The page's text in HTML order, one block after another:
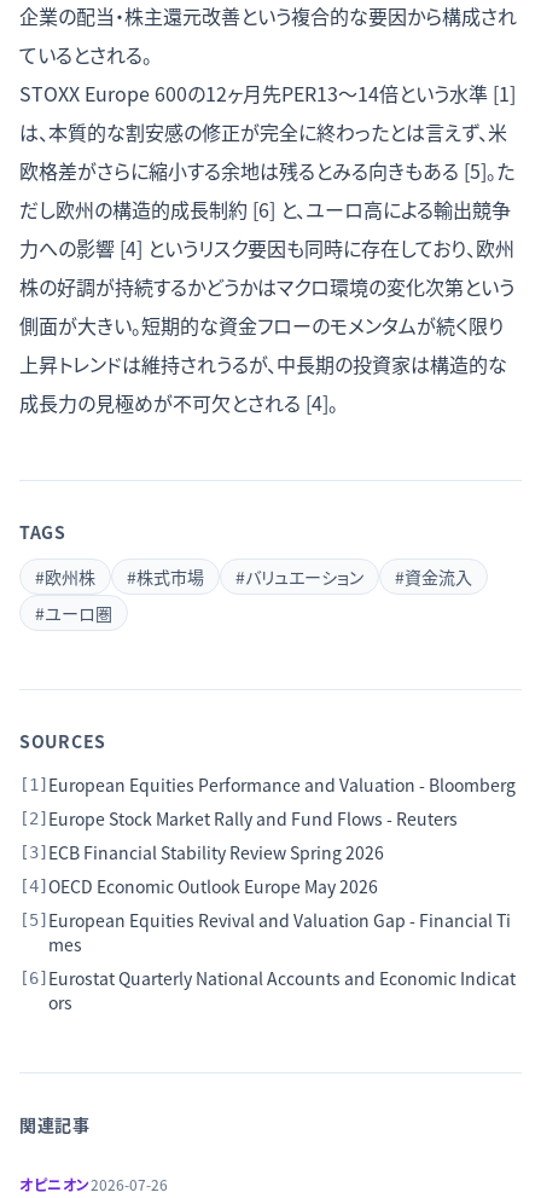
企業の配当・株主還元改善という複合的な要因から構成され
ているとされる。
STOXX Europe 600の12ヶ月先PER13〜14倍という水準 [1]
は、本質的な割安感の修正が完全に終わったとは言えず、米
欧格差がさらに縮小する余地は残るとみる向きもある [5]。た
だし欧州の構造的成長制約 [6] と、ユーロ高による輸出競争
力への影響 [4] というリスク要因も同時に存在しており、欧州
株の好調が持続するかどうかはマクロ環境の変化次第という
側面が大きい。短期的な資金フローのモメンタムが続く限り
上昇トレンドは維持されうるが、中長期の投資家は構造的な
成長力の見極めが不可欠とされる [4]。
TAGS
#欧州株 #株式市場 #バリュエーション #資金流入
#ユーロ圏
SOURCES
[1 ] European Equities Performance and Valuation - Bloomberg
[2] Europe Stock Market Rally and Fund Flows - Reuters
[3] ECB Financial Stability Review Spring 2026
[4] OECD Economic Outlook Europe May 2026
[5] European Equities Revival and Valuation Gap - Financial Ti
mes
[6] Eurostat Quarterly National Accounts and Economic Indicat
ors
関連記事
オピニオン2026-07-26